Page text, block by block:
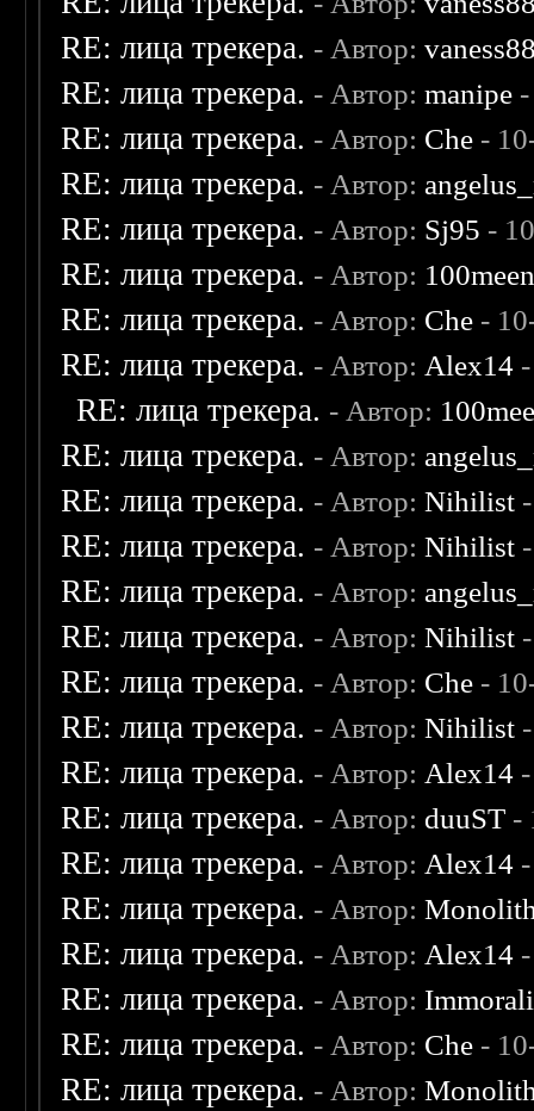
RE: лица трекера. - Автор:
RE: лица трекера. - Автор:manipe
RE: лица трекера. - Автор: Che -
RE: лица трекера. - Автор:
RE: лица трекера. - Автор: Sj95 -
RE: лица трекера. - Автор:
RE: лица трекера. - Автор: Che -
RE: лица трекера. - Автор: Alex14
RE: лица трекера. - Автор:
RE: лица трекера. - Автор:
RE: лица трекера. - Автор:Nihilist
RE: лица трекера. - Автор:Nihilist
RE: лица трекера. - Автор:
RE: лица трекера. - Автор:Nihilist
RE: лица трекера. - Автор: Che -
RE: лица трекера. - Автор:Nihilist
RE: лица трекера. - Автор: Alex14
RE: лица трекера. - Автор: duuST -
RE: лица трекера. - Автор: Alex14
RE: лица трекера. - Автор:
RE: лица трекера. - Автор: Alex14
RE: лица трекера. - Автор:
RE: лица трекера. - Автор: Che -
RE: лица трекера. - Автор: